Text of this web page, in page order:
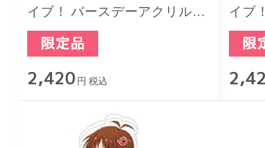
イブ！ バースデーアクリルジ
オラマスタンド 松田亜利沙
2,420 円 税込
イブ
オラ